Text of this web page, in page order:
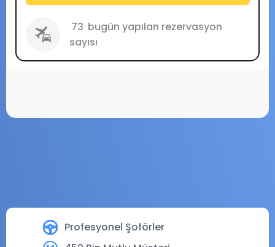
Profesyonel Şoförler
73 bugün yapılan rezervasyon
sayısı